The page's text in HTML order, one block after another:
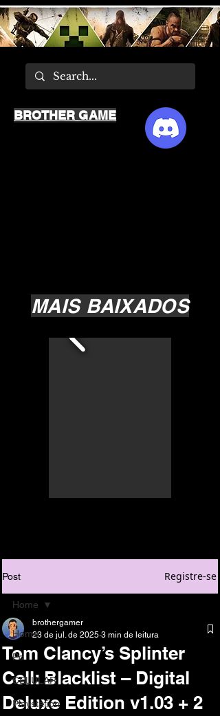
MAIS BAIXADOS
BROTHER GAME
Post Registre-se
Home
Pc
CELULAR
Playstation
Home
Tom Clancy’s Splinter
Cell: Blacklist – Digital
Deluxe Edition v1.03 + 2
brothergamer
23 de jul. de 2025 3 min de leitura